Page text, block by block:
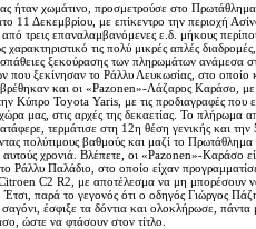
ήταν χωμάτινο, προσμετρούσε στο
11 Δεκεμβρίου, με επίκεντρο την περιοχή
τρεις επαναλαμβανόμενες ε.δ. μήκους
χαρακτηριστικό τις πολύ μικρές απλές
ξεκούρασης των πληρωμάτων ανάμεσα
που ξεκίνησαν το Ράλλυ Λευκωσίας, στο οποίο
βρέθηκαν και οι «Pazonen»-Λάζαρος Καράσο,
Κύπρο Toyota Yaris, με τις προδιαγραφές που
μας, στις αρχές της δεκαετίας. Το πλήρωμα
τερμάτισε στη 12η θέση γενικής και την
πολύτιμους βαθμούς και μαζί το
χρονιά. Βλέπετε, οι «Pazonen»-Καράσο
Ράλλυ Παλάδιο, στο οποίο είχαν
C2 R2, με αποτέλεσμα να μη μπορέσουν
παρά το γεγονός ότι ο οδηγός Γιώργος
έσφιξε τα δόντια και ολοκλήρωσε, πάντα
ώστε να φτάσουν στον τίτλο.